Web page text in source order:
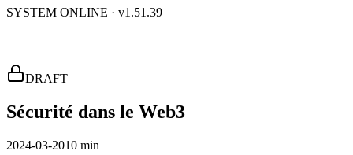
SYSTEM ONLINE · v1.51.39
DRAFT
Sécurité dans le Web3
2024-03-2010 min